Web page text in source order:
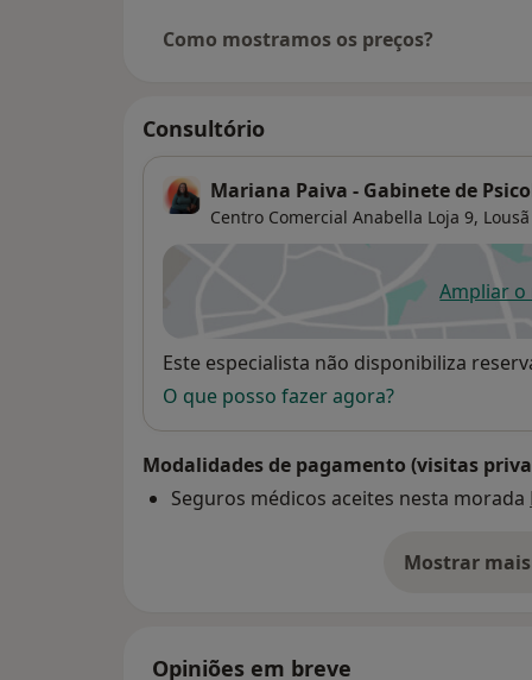
Como mostramos os preços?
Consultório
Mariana Paiva - Gabinete de
Centro Comercial Anabella Loja 9, Lousã
Ampliar o
Disponibilidade
Este especialista não disponibiliza
O que posso fazer agora?
Modalidades de pagamento (visitas
Seguros médicos aceites nesta morada
Mostrar
Opiniões em breve